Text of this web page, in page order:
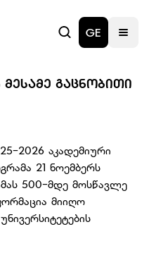
GE
ᲛᲔᲡᲐᲛᲔ ᲒᲐᲪᲜᲝᲑᲘᲗᲘ
2026 აკადემიური
21 ნოემბერს
500-მდე მოსწავლე
მიიღო